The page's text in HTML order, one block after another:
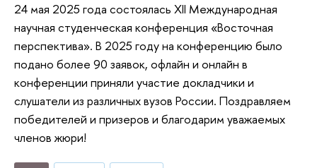
24 мая 2025 года состоялась XII Международная
научная студенческая конференция «Восточная
перспектива». В 2025 году на конференцию было
подано более 90 заявок, офлайн и онлайн в
конференции приняли участие докладчики и
слушатели из различных вузов России. Поздравляем
победителей и призеров и благодарим уважаемых
членов жюри!